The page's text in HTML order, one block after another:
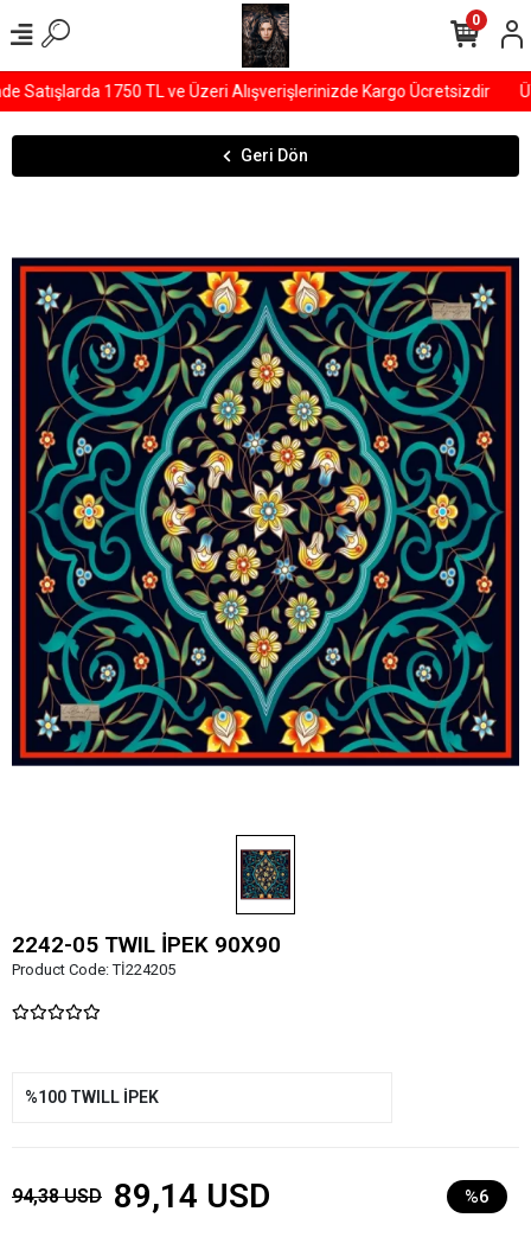
1750 TL ve Üzeri Alışverişlerinizde Kargo Ücretsizdir
0
Geri Dön
2242-05 TWIL İPEK 90X90
Product Code:Tİ224205
%100 TWILL İPEK
94,38 USD 89,14 USD %6